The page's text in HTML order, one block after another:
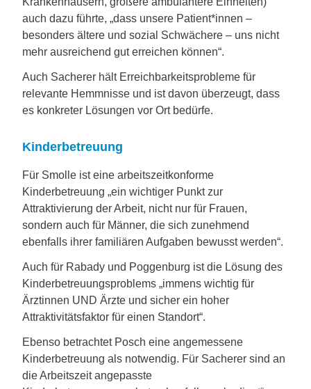
auch dazu führte, „dass unsere Patient*innen –
besonders ältere und sozial Schwächere – uns nicht
mehr ausreichend gut erreichen können“.
Auch Sacherer hält Erreichbarkeitsprobleme für
relevante Hemmnisse und ist davon überzeugt, dass
es konkreter Lösungen vor Ort bedürfe.
Kinderbetreuung
Für Smolle ist eine arbeitszeitkonforme
Kinderbetreuung „ein wichtiger Punkt zur
Attraktivierung der Arbeit, nicht nur für Frauen,
sondern auch für Männer, die sich zunehmend
ebenfalls ihrer familiären Aufgaben bewusst werden“.
Auch für Rabady und Poggenburg ist die Lösung des
Kinderbetreuungsproblems „immens wichtig für
Ärztinnen UND Ärzte und sicher ein hoher
Attraktivitätsfaktor für einen Standort“.
Ebenso betrachtet Posch eine angemessene
Kinderbetreuung als notwendig. Für Sacherer sind an
die Arbeitszeit angepasste